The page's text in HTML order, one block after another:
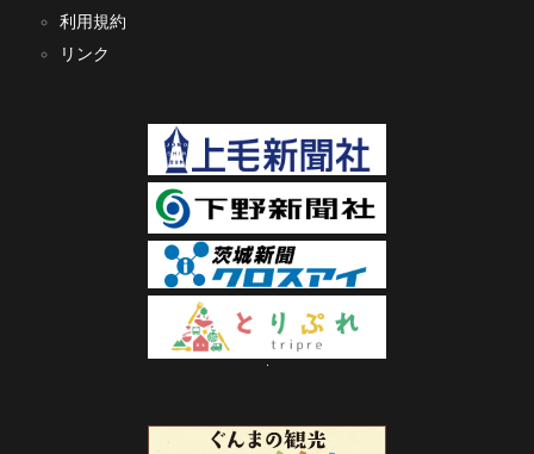
利用規約
リンク